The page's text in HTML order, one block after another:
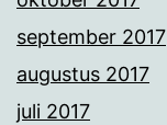
september 2017
augustus 2017
juli 2017